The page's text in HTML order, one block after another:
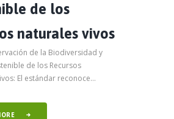
de los
naturales vivos
de la Biodiversidad y
de los Recursos
El estándar reconoce...